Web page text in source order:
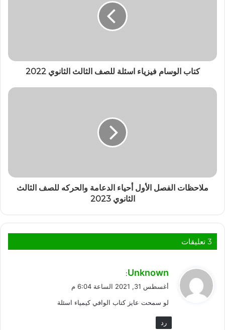
كتاب الوسام فيزياء اسئلة للصف الثالث الثانوي 2022
ملاحظات الفصل الأول أحياء الدعامة والحركه للصف الثالث
الثانوي 2023
‫3 تعليقات
ي
ق
ل
Unknown
:
أغسطس 31, 2021 الساعة 6:04 م
لو سمحت عايز كتاب الوافي كيمياء اسئلة
رد